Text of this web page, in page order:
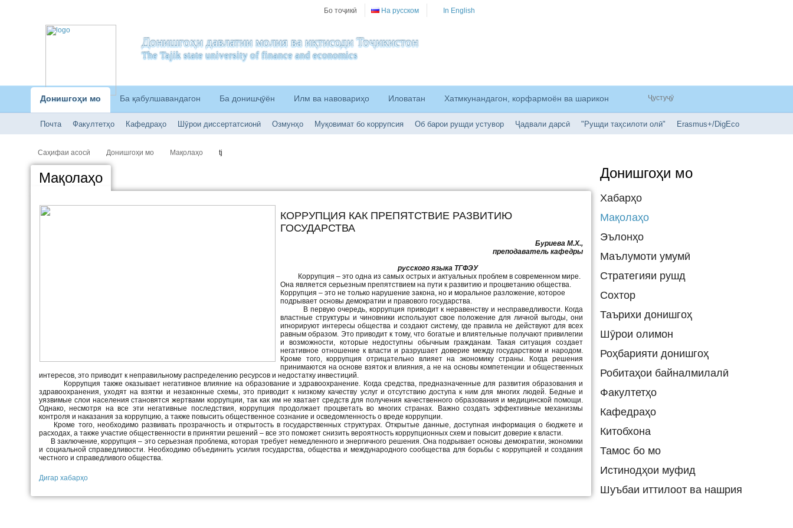
Бо тоҷикӣ На русском In English
Донишгоҳи давлатии молия ва иқтисоди Тоҷикистон
The Tajik state university of finance and economics
Донишгоҳи мо Ба қабулшавандагон Ба донишҷӯён Илм ва навовариҳо Иловатан Хатмкунандагон, корфармоён ва шарикон
Почта Факултетҳо Кафедраҳо Шӯрои диссертатсионӣ Озмунҳо Муқовимат бо коррупсия Об барои рушди устувор Ҷадвали дарсӣ "Рушди таҳсилоти олӣ" Erasmus+/DigEco
Саҳифаи асосӣ Донишгоҳи мо Мақолаҳо tj
Донишгоҳи мо
Хабарҳо
Мақолаҳо
Эълонҳо
Маълумоти умумӣ
Стратегияи рушд
Сохтор
Таърихи донишгоҳ
Шӯрои олимон
Роҳбарияти донишгоҳ
Робитаҳои байналмилалӣ
Факултетҳо
Кафедраҳо
Китобхона
Тамос бо мо
Истинодҳои муфид
Шуъбаи иттилоот ва нашрия
Мақолаҳо
КОРРУПЦИЯ КАК ПРЕПЯТСТВИЕ РАЗВИТИЮ
ГОСУДАРСТВА
Буриева М.Х.,
преподаватель кафедры
русского языка ТГФЭУ
Коррупция – это одна из самых острых и актуальных проблем в современном мире.
Она является серьезным препятствием на пути к развитию и процветанию общества.
Коррупция – это не только нарушение закона, но и моральное разложение, которое
подрывает основы демократии и правового государства.
В первую очередь, коррупция приводит к неравенству и несправедливости. Когда
властные структуры и чиновники используют свое положение для личной выгоды, они
игнорируют интересы общества и создают систему, где правила не действуют для всех
равным образом. Это приводит к тому, что богатые и влиятельные получают привилегии
и возможности, которые недоступны обычным гражданам. Такая ситуация создает
негативное отношение к власти и разрушает доверие между государством и народом.
Кроме того, коррупция отрицательно влияет на экономику страны. Когда решения
принимаются на основе взяток и влияния, а не на основы компетенции и общественных
интересов, это приводит к неправильному распределению ресурсов и недостатку инвестиций.
Коррупция также оказывает негативное влияние на образование и здравоохранение. Когда средства, предназначенные для развития образования и
здравоохранения, уходят на взятки и незаконные схемы, это приводит к низкому качеству услуг и отсутствию доступа к ним для многих людей. Бедные и
уязвимые слои населения становятся жертвами коррупции, так как им не хватает средств для получения качественного образования и медицинской помощи.
Однако, несмотря на все эти негативные последствия, коррупция продолжает процветать во многих странах. Важно создать эффективные механизмы
контроля и наказания за коррупцию, а также повысить общественное сознание и осведомленность о вреде коррупции.
Кроме того, необходимо развивать прозрачность и открытость в государственных структурах. Открытые данные, доступная информация о бюджете и
расходах, а также участие общественности в принятии решений – все это поможет снизить вероятность коррупционных схем и повысит доверие к власти.
В заключение, коррупция – это серьезная проблема, которая требует немедленного и энергичного решения. Она подрывает основы демократии, экономики
и социальной справедливости. Необходимо объединить усилия государства, общества и международного сообщества для борьбы с коррупцией и создания
честного и справедливого общества.
Дигар хабарҳо